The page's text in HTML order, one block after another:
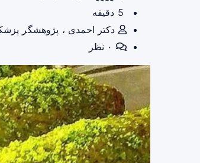
دکتر احمدی ، پژوهشگر